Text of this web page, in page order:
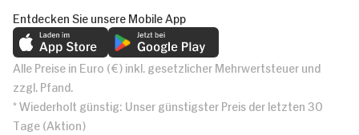
Entdecken Sie unsere Mobile App
Alle Preise in Euro (€) inkl. gesetzlicher Mehrwertsteuer und
zzgl. Pfand.
* Wiederholt günstig: Unser günstigster Preis der letzten 30
Tage (Aktion)